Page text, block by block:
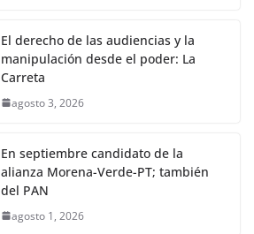
El derecho de las audiencias y la
manipulación desde el poder: La
Carreta
agosto 3, 2026
En septiembre candidato de la
alianza Morena-Verde-PT; también
del PAN
agosto 1, 2026